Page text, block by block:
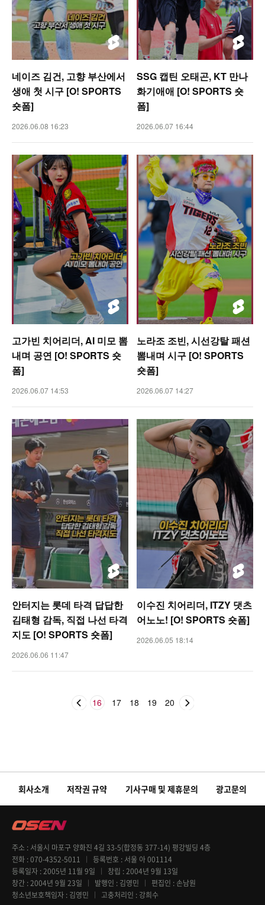
네이즈 김건, 고향 부산에서
생애 첫 시구 [O! SPORTS
숏폼]
2026.06.08 16:23
SSG 캡틴 오태곤, KT 만나
화기애애 [O! SPORTS 숏
폼]
2026.06.07 16:44
고가빈 치어리더, AI 미모 뽐
내며 공연 [O! SPORTS 숏
폼]
2026.06.07 14:53
노라조 조빈, 시선강탈 패션
뽐내며 시구 [O! SPORTS
숏폼]
2026.06.07 14:27
안터지는 롯데 타격 답답한
김태형 감독, 직접 나선 타격
지도 [O! SPORTS 숏폼]
2026.06.06 11:47
이수진 치어리더, ITZY 댓츠
어노노! [O! SPORTS 숏폼]
2026.06.05 18:14
16 17 18 19 20
회사소개 저작권 규약 기사구매 및 제휴문의 광고문의
주소
서울시 마포구 양화진 4길 33-5(합정동 377-14) 평강빌딩 4층
전화 070-4352-5011 등록번호
서울 아 001114
등록일자 2005년 11월 9일 창립 2004년 9월 13일
창간 2004년 9월 23일 발행인 김영민 편집인
손남원
청소년보호책임자 김영민 고충처리인 강희수